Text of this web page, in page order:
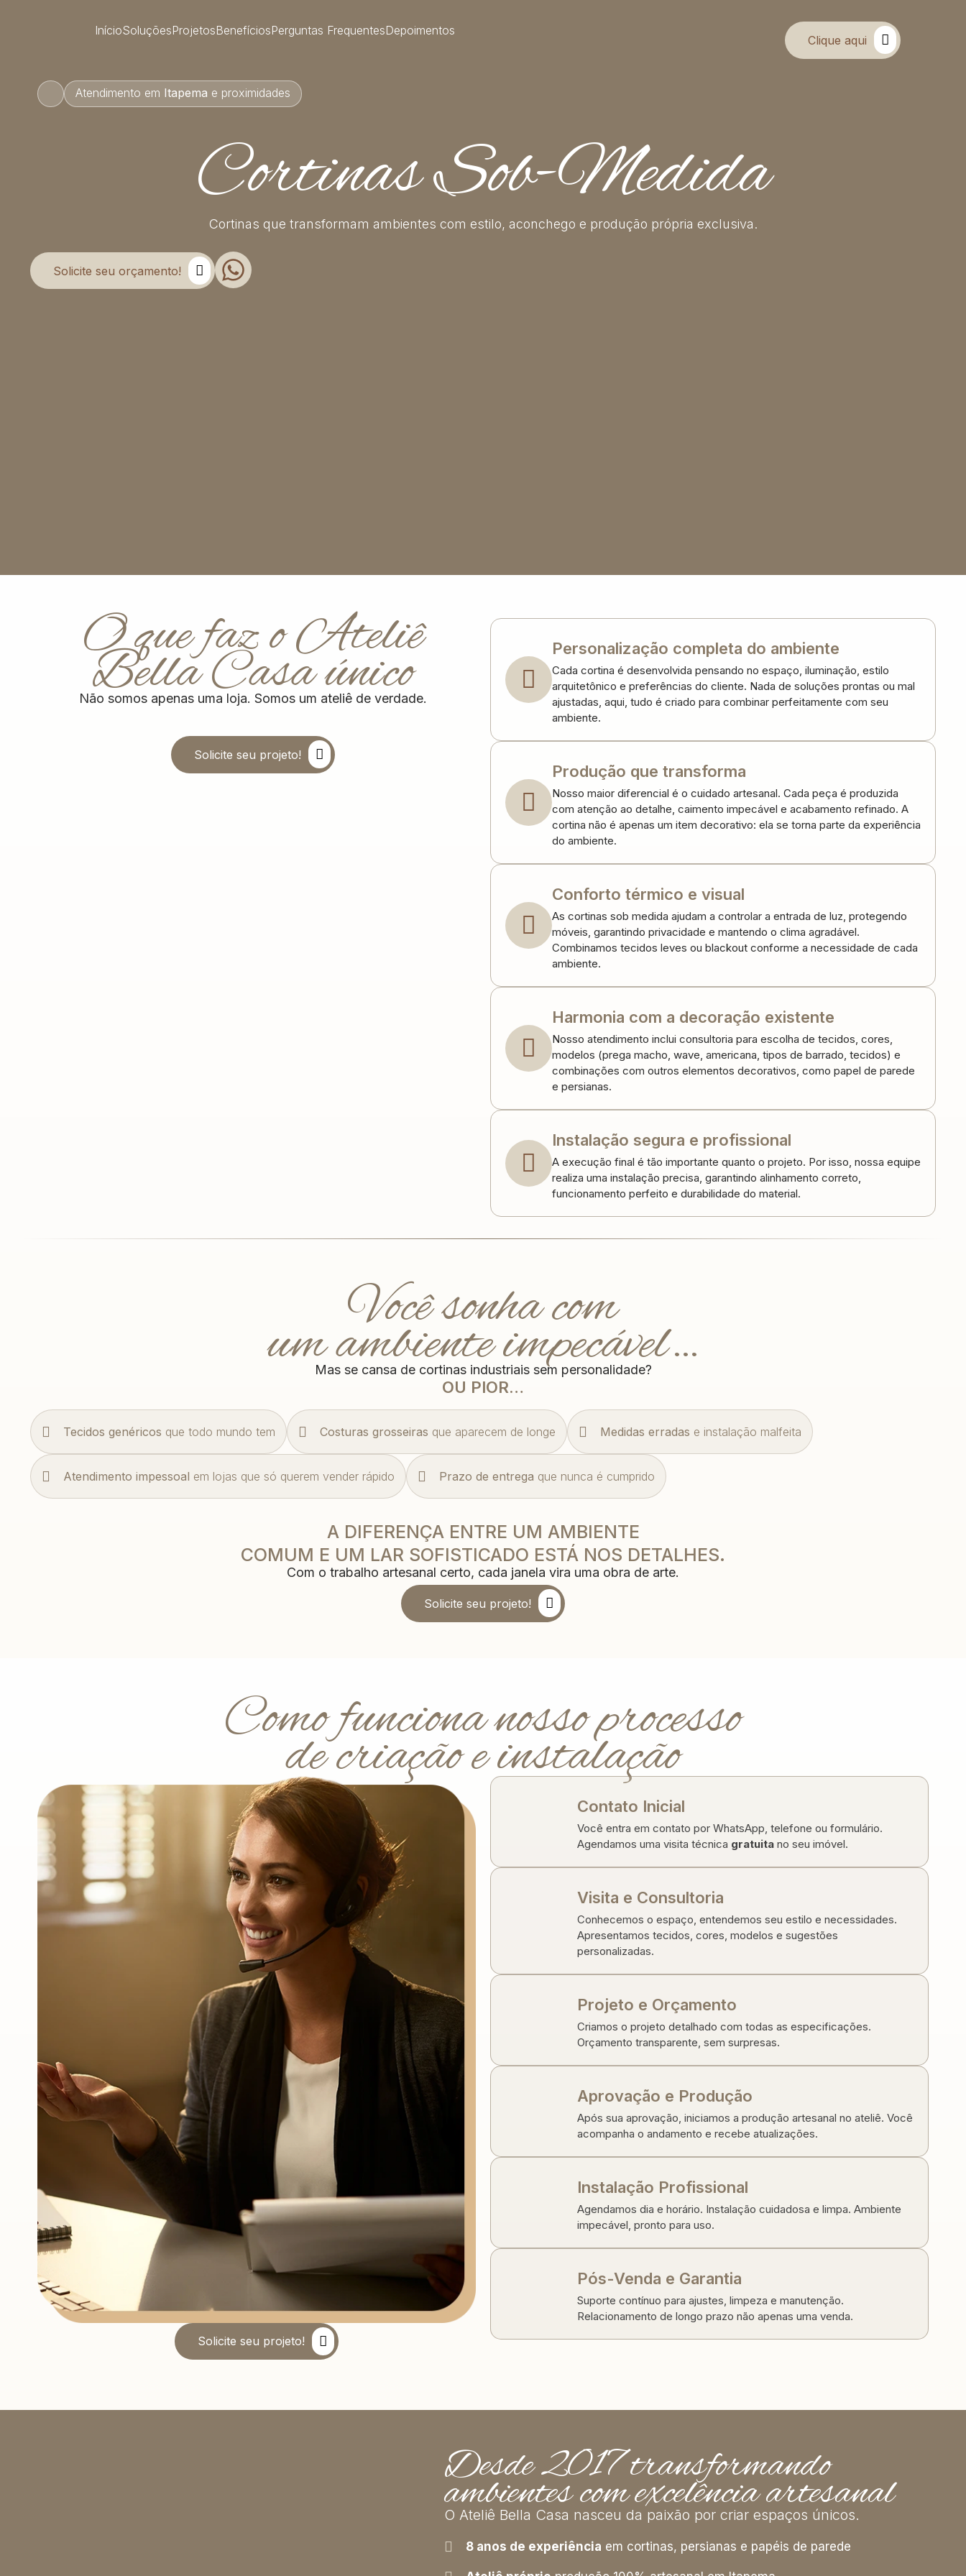
InícioSoluçõesProjetosBenefíciosPerguntas FrequentesDepoimentos
Clique aqui
Atendimento em Itapema e proximidades
Cortinas Sob-Medida
Cortinas que transformam ambientes com estilo, aconchego e produção própria exclusiva.
Solicite seu orçamento!
O que faz o Ateliê
Bella Casa único
Não somos apenas uma loja. Somos um ateliê de verdade.
Solicite seu projeto!
Personalização completa do ambiente
Cada cortina é desenvolvida pensando no espaço, iluminação, estilo
arquitetônico e preferências do cliente. Nada de soluções prontas ou mal
ajustadas, aqui, tudo é criado para combinar perfeitamente com seu
ambiente.
Produção que transforma
Nosso maior diferencial é o cuidado artesanal. Cada peça é produzida
com atenção ao detalhe, caimento impecável e acabamento refinado. A
cortina não é apenas um item decorativo: ela se torna parte da experiência
do ambiente.
Conforto térmico e visual
As cortinas sob medida ajudam a controlar a entrada de luz, protegendo
móveis, garantindo privacidade e mantendo o clima agradável.
Combinamos tecidos leves ou blackout conforme a necessidade de cada
ambiente.
Harmonia com a decoração existente
Nosso atendimento inclui consultoria para escolha de tecidos, cores,
modelos (prega macho, wave, americana, tipos de barrado, tecidos) e
combinações com outros elementos decorativos, como papel de parede
e persianas.
Instalação segura e profissional
A execução final é tão importante quanto o projeto. Por isso, nossa equipe
realiza uma instalação precisa, garantindo alinhamento correto,
funcionamento perfeito e durabilidade do material.
Você sonha com
um ambiente impecável…
Mas se cansa de cortinas industriais sem personalidade?
OU PIOR…
Tecidos genéricos que todo mundo tem Costuras grosseiras que aparecem de longe Medidas erradas e instalação malfeita
Atendimento impessoal em lojas que só querem vender rápido Prazo de entrega que nunca é cumprido
A DIFERENÇA ENTRE UM AMBIENTE
COMUM E UM LAR SOFISTICADO ESTÁ NOS DETALHES.
Com o trabalho artesanal certo, cada janela vira uma obra de arte.
Solicite seu projeto!
Como funciona nosso processo
de criação e instalação
Solicite seu projeto!
Contato Inicial
Você entra em contato por WhatsApp, telefone ou formulário.
Agendamos uma visita técnica gratuita no seu imóvel.
Visita e Consultoria
Conhecemos o espaço, entendemos seu estilo e necessidades.
Apresentamos tecidos, cores, modelos e sugestões
personalizadas.
Projeto e Orçamento
Criamos o projeto detalhado com todas as especificações.
Orçamento transparente, sem surpresas.
Aprovação e Produção
Após sua aprovação, iniciamos a produção artesanal no ateliê. Você
acompanha o andamento e recebe atualizações.
Instalação Profissional
Agendamos dia e horário. Instalação cuidadosa e limpa. Ambiente
impecável, pronto para uso.
Pós-Venda e Garantia
Suporte contínuo para ajustes, limpeza e manutenção.
Relacionamento de longo prazo não apenas uma venda.
Desde 2017 transformando
ambientes com excelência artesanal
O Ateliê Bella Casa nasceu da paixão por criar espaços únicos.
8 anos de experiência em cortinas, persianas e papéis de parede